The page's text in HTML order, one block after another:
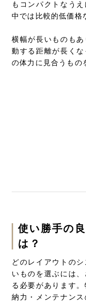
もコンパクトなう
中では比較的低価格
横幅が長いものも
動する距離が長く
の体力に見合うもの
使い勝手の
は？
どのレイアウトの
いものを選ぶには
る必要があります
納力・メンテナン